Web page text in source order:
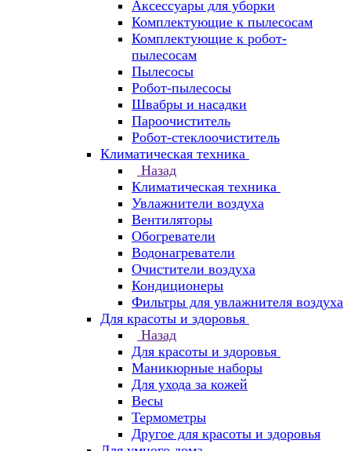
Аксессуары для уборки
Комплектующие к пылесосам
Комплектующие к робот-
пылесосам
Пылесосы
Робот-пылесосы
Швабры и насадки
Пароочиститель
Робот-стеклоочиститель
Климатическая техника
Назад
Климатическая техника
Увлажнители воздуха
Вентиляторы
Обогреватели
Водонагреватели
Очистители воздуха
Кондиционеры
Фильтры для увлажнителя воздуха
Для красоты и здоровья
Назад
Для красоты и здоровья
Маникюрные наборы
Для ухода за кожей
Весы
Термометры
Другое для красоты и здоровья